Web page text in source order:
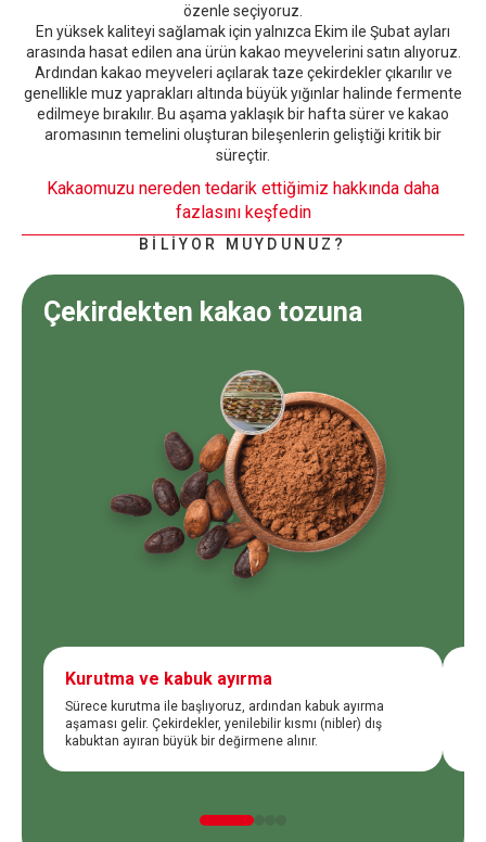
özenle seçiyoruz.
En yüksek kaliteyi sağlamak için yalnızca Ekim ile Şubat ayları
arasında hasat edilen ana ürün kakao meyvelerini satın alıyoruz.
Ardından kakao meyveleri açılarak taze çekirdekler çıkarılır ve
genellikle muz yaprakları altında büyük yığınlar halinde fermente
edilmeye bırakılır. Bu aşama yaklaşık bir hafta sürer ve kakao
aromasının temelini oluşturan bileşenlerin geliştiği kritik bir
süreçtir.
Kakaomuzu nereden tedarik ettiğimiz hakkında daha
fazlasını keşfedin
BİLİYOR MUYDUNUZ?
Çekirdekten kakao tozuna
Kurutma ve kabuk ayırma
Sürece kurutma ile başlıyoruz, ardından kabuk ayırma
aşaması gelir. Çekirdekler, yenilebilir kısmı (nibler) dış
kabuktan ayıran büyük bir değirmene alınır.